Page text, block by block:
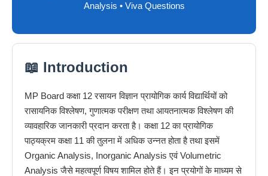
Analysis • Viva Questions
📖 Introduction
MP Board कक्षा 12 रसायन विज्ञान प्रायोगिक कार्य विद्यार्थियों को
रासायनिक विश्लेषण, गुणात्मक परीक्षण तथा आयतनात्मक विश्लेषण की
व्यावहारिक जानकारी प्रदान करता है। कक्षा 12 का प्रायोगिक
पाठ्यक्रम कक्षा 11 की तुलना में अधिक उन्नत होता है तथा इसमें
Organic Analysis, Inorganic Analysis एवं Volumetric
Analysis जैसे महत्वपूर्ण विषय शामिल होते हैं। इन प्रयोगों के माध्यम से